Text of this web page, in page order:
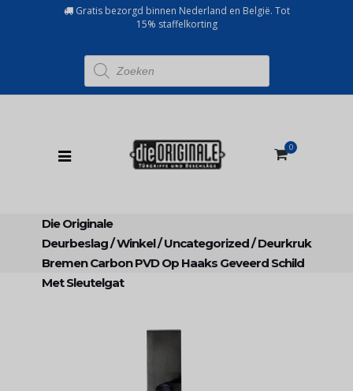
Gratis bezorgd binnen Nederland en België. Tot
15% staffelkorting
Producten
zoeken
0
Die Originale
Deurbeslag/Winkel/Uncategorized/Deurkruk
Bremen Carbon PVD Op Haaks Geveerd Schild
Met Sleutelgat